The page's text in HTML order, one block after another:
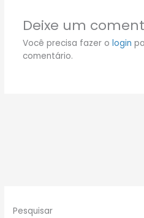
Deixe um
Você precisa fazer o login
comentário.
Pesquisar